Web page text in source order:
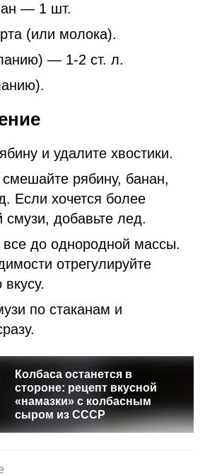
— 1 шт.
(или молока).
— 1-2 ст. л.
и удалите хвостики.
рябину, банан,
Если хочется более
смузи, добавьте лед.
все до однородной массы.
отрегулируйте
по стаканам и
Колбаса останется в
стороне: рецепт вкусной
«намазки» с колбасным
сыром из СССР